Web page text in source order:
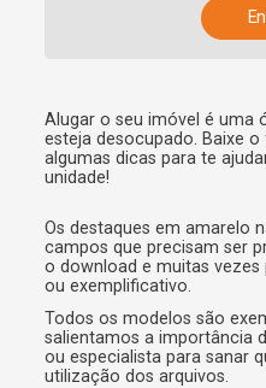
e
r
n
a
v
e
Alugar o seu imóvel é uma
esteja desocupado. Baixe
algumas dicas para te
unidade!
Os destaques em amarelo
campos que precisam ser
o download e muitas
ou exemplificativo.
Todos os modelos são
salientamos a importância
ou especialista para sanar
utilização dos arquivos.